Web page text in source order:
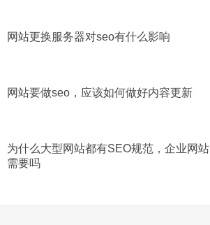
网站更换服务器对seo有什么影响
网站要做seo，应该如何做好内容更新
为什么大型网站都有SEO规范，企业网站
需要吗